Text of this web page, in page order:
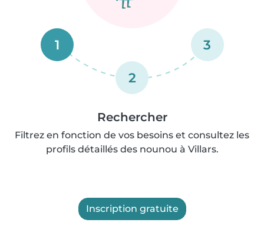
1
2
3
Rechercher
Filtrez en fonction de vos besoins et consultez les
profils détaillés des nounou à Villars.
Inscription gratuite